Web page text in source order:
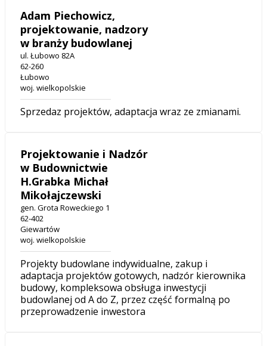
Adam Piechowicz,
projektowanie, nadzory
w branży budowlanej
ul. Łubowo 82A
62-260
Łubowo
woj. wielkopolskie
Sprzedaz projektów, adaptacja wraz ze zmianami.
Projektowanie i Nadzór
w Budownictwie
H.Grabka Michał
Mikołajczewski
gen. Grota Roweckiego 1
62-402
Giewartów
woj. wielkopolskie
Projekty budowlane indywidualne, zakup i
adaptacja projektów gotowych, nadzór kierownika
budowy, kompleksowa obsługa inwestycji
budowlanej od A do Z, przez część formalną po
przeprowadzenie inwestora